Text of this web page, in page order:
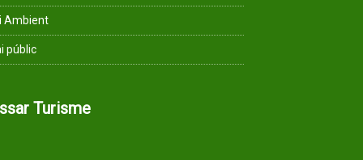
Ambient
públic
Turisme